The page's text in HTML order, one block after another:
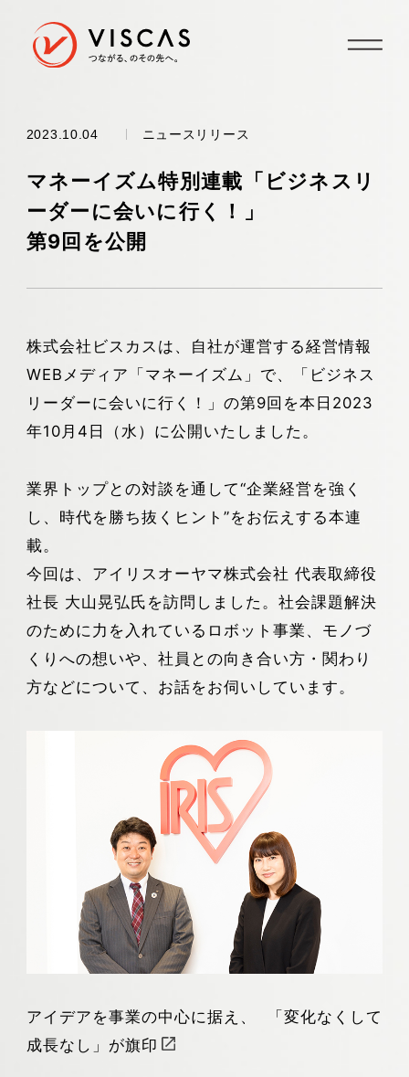
2023.10.04 ニュースリリース
マネーイズム特別連載「ビジネスリ
ーダーに会いに行く！」
第9回を公開
株式会社ビスカスは、自社が運営する経営情報
WEBメディア「マネーイズム」で、「ビジネス
リーダーに会いに行く！」の第9回を本日2023
年10月4日（水）に公開いたしました。
業界トップとの対談を通して“企業経営を強く
し、時代を勝ち抜くヒント”をお伝えする本連
載。
今回は、アイリスオーヤマ株式会社 代表取締役
社長 大山晃弘氏を訪問しました。社会課題解決
のために力を入れているロボット事業、モノづ
くりへの想いや、社員との向き合い方・関わり
方などについて、お話をお伺いしています。
アイデアを事業の中心に据え、 「変化なくして
成長なし」が旗印